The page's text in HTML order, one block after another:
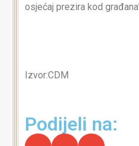
osjećaj prezira kod
Izvor:CDM
Podijeli na: